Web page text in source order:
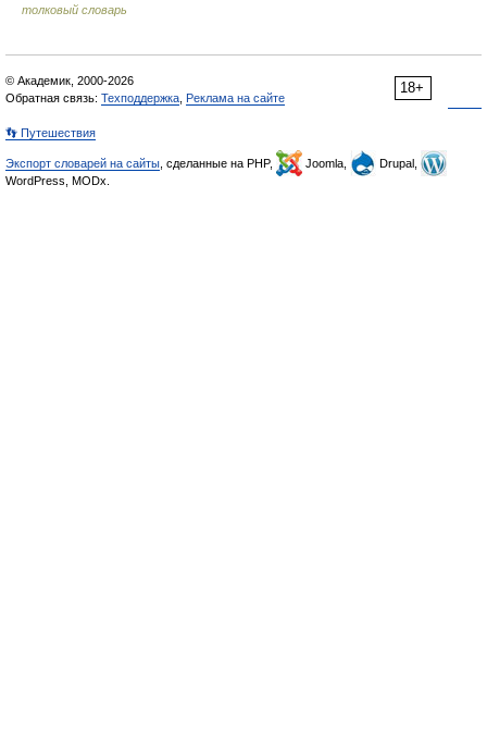
толковый словарь
18+
© Академик, 2000-2026
Обратная связь: Техподдержка Реклама на сайте
👣 Путешествия
Экспорт словарей на сайты , сделанные на PHP, Joomla,
Drupal,
WordPress, MODx.